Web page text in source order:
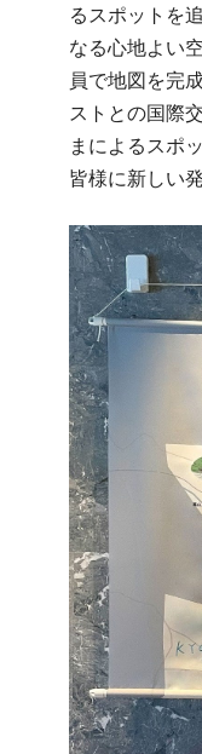
るスポットを
なる心地よい
員で地図を完
ストとの国際
まによるスポ
皆様に新しい